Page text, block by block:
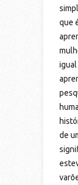
que
igual
de